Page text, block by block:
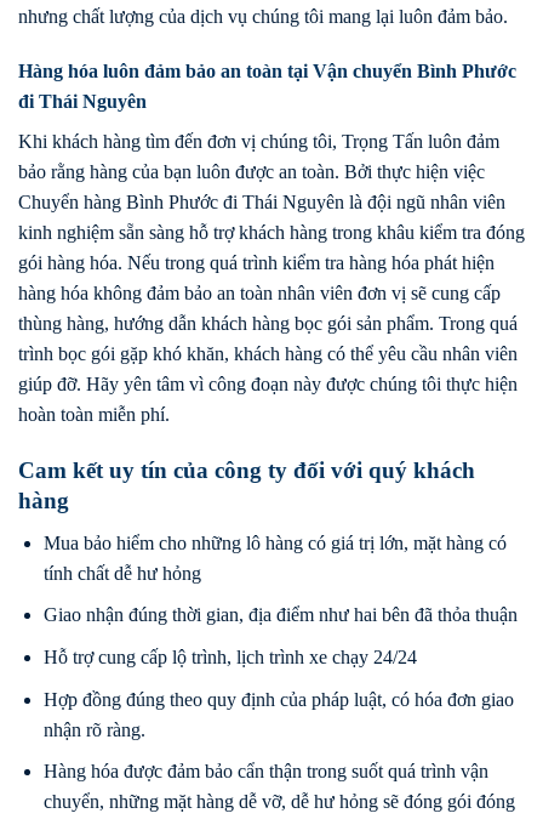
nhưng chất lượng của dịch vụ chúng tôi mang lại luôn đảm bảo.
Hàng hóa luôn đảm bảo an toàn tại Vận chuyển Bình Phước
đi Thái Nguyên
Khi khách hàng tìm đến đơn vị chúng tôi, Trọng Tấn luôn đảm
bảo rằng hàng của bạn luôn được an toàn. Bởi thực hiện việc
Chuyển hàng Bình Phước đi Thái Nguyên là đội ngũ nhân viên
kinh nghiệm sẵn sàng hỗ trợ khách hàng trong khâu kiểm tra đóng
gói hàng hóa. Nếu trong quá trình kiểm tra hàng hóa phát hiện
hàng hóa không đảm bảo an toàn nhân viên đơn vị sẽ cung cấp
thùng hàng, hướng dẫn khách hàng bọc gói sản phẩm. Trong quá
trình bọc gói gặp khó khăn, khách hàng có thể yêu cầu nhân viên
giúp đỡ. Hãy yên tâm vì công đoạn này được chúng tôi thực hiện
hoàn toàn miễn phí.
Cam kết uy tín của công ty đối với quý khách
hàng
Mua bảo hiểm cho những lô hàng có giá trị lớn, mặt hàng có
tính chất dễ hư hỏng
Giao nhận đúng thời gian, địa điểm như hai bên đã thỏa thuận
Hỗ trợ cung cấp lộ trình, lịch trình xe chạy 24/24
Hợp đồng đúng theo quy định của pháp luật, có hóa đơn giao
nhận rõ ràng.
Hàng hóa được đảm bảo cẩn thận trong suốt quá trình vận
chuyển, những mặt hàng dễ vỡ, dễ hư hỏng sẽ đóng gói đóng